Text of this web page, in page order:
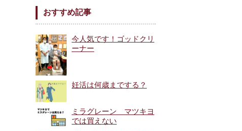
おすすめ記事
今人気です！ゴッドクリ
ーナー
妊活は何歳までする？
ミラグレーン マツキヨ
では買えない